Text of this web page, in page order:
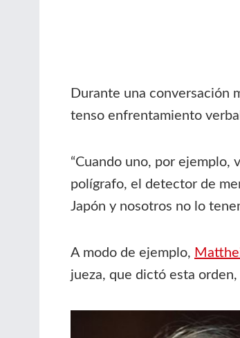
Durante una conversación
tenso enfrentamiento
“Cuando uno, por ejemplo,
polígrafo, el detector de
Japón y nosotros no lo
A modo de ejemplo,
jueza, que dictó esta